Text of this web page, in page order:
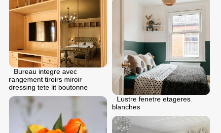
Bureau integre avec
rangement tiroirs miroir
dressing tete lit boutonne
Lustre fenetre etageres
blanches